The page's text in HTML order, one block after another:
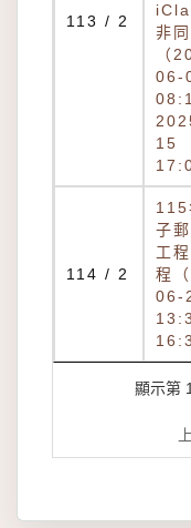
113 / 2
非
（
06-
15
114 / 2
115
子
工
程
06-
顯示第